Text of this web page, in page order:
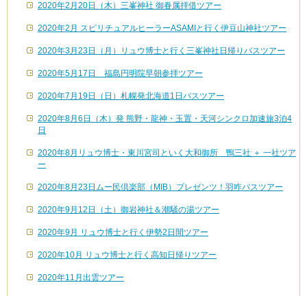
2020年2月20日（木）三峯神社 御眷属拝借ツアー
2020年2月 スピリチュアルヒーラーASAMIと行く伊豆山神社ツアー
2020年3月23日（月）リュウ博士と行く三峯神社日帰りバスツアー
2020年5月17日 福島円明院早朝参拝ツアー
2020年7月19日（日）札幌発北海道1日バスツアー
2020年8月6日（木）発 熊野・龍神・玉置・天河シンクロ加速旅3泊4
日
2020年8月リュウ博士・東川宮司といく大和御所 鴨三社 ＋ 一社ツア
ー
2020年8月23日ムー民倶楽部（MIB）プレゼンツ！羽咋バスツアー
2020年9月12日（土）御岩神社＆潮騒の湯ツアー
2020年9月 リュウ博士と行く伊勢2日間ツアー
2020年10月 リュウ博士と行く高知日帰りツアー
2020年11月出雲ツアー